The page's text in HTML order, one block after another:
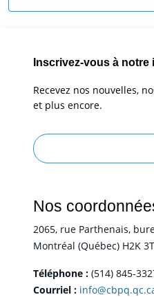
Inscrivez-vous à notre
Recevez nos nouvelles,
et plus encore.
Nos
2065, rue Parthenais,
Montréal (Québec) H2K
Téléphone : (514) 845-
Courriel :